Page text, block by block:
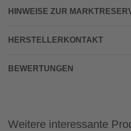
HINWEISE ZUR
HERSTELLERKONTAKT
BEWERTUNGEN
Weitere interessante